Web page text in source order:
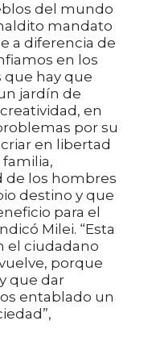
del mundo
mandato
a diferencia de
en los
que hay que
jardín de
en
por su
en libertad
familia,
de los hombres
destino y que
para el
Milei. “Esta
el ciudadano
porque
que dar
entablado un